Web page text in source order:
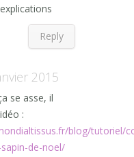
Reply
2015
se asse, il
:
blog/tutoriel/
de-noel/